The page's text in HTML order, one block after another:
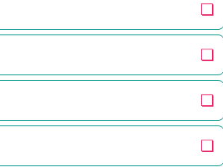
❏
❏
❏
❏